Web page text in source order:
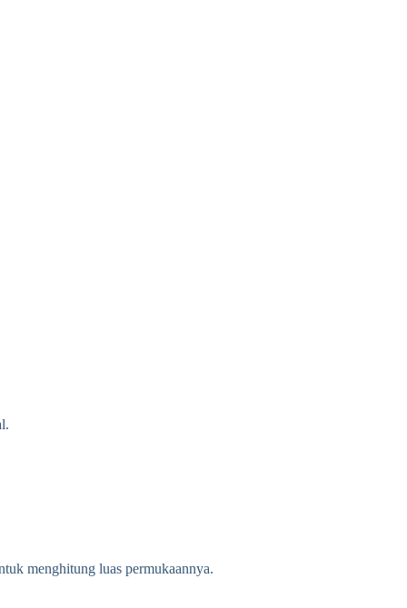
menghitung luas permukaannya.